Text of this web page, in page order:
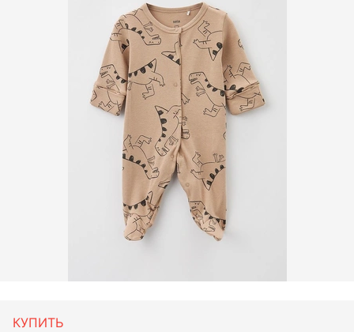
КУПИТЬ